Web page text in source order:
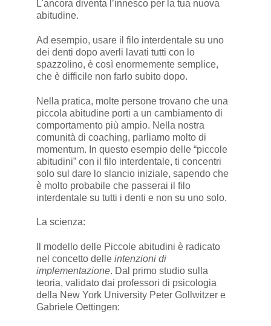
L'ancora diventa l’innesco per la tua nuova
abitudine.
Ad esempio, usare il filo interdentale su uno
dei denti dopo averli lavati tutti con lo
spazzolino, è così enormemente semplice,
che è difficile non farlo subito dopo.
Nella pratica, molte persone trovano che una
piccola abitudine porti a un cambiamento di
comportamento più ampio. Nella nostra
comunità di coaching, parliamo molto di
momentum. In questo esempio delle “piccole
abitudini” con il filo interdentale, ti concentri
solo sul dare lo slancio iniziale, sapendo che
è molto probabile che passerai il filo
interdentale su tutti i denti e non su uno solo.
La scienza:
Il modello delle Piccole abitudini è radicato
nel concetto delle intenzioni di
implementazione. Dal primo studio sulla
teoria, validato dai professori di psicologia
della New York University Peter Gollwitzer e
Gabriele Oettingen: